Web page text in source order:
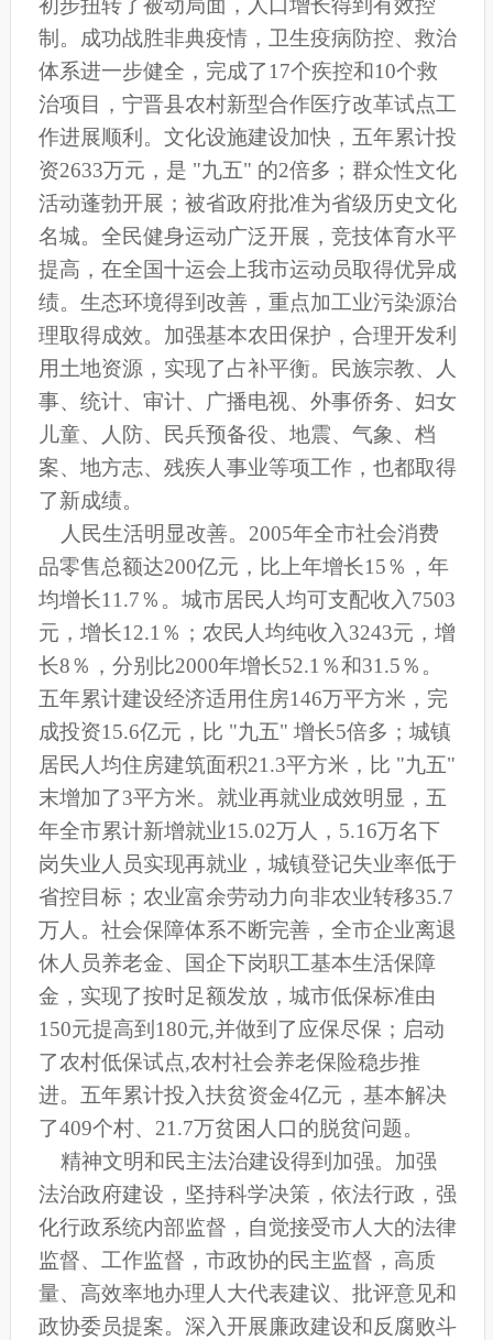
初步扭转了被动局面，人口增长得到有效控
制。成功战胜非典疫情，卫生疫病防控、救治
体系进一步健全，完成了17个疾控和10个救
治项目，宁晋县农村新型合作医疗改革试点工
作进展顺利。文化设施建设加快，五年累计投
资2633万元，是 "九五" 的2倍多；群众性文化
活动蓬勃开展；被省政府批准为省级历史文化
名城。全民健身运动广泛开展，竞技体育水平
提高，在全国十运会上我市运动员取得优异成
绩。生态环境得到改善，重点加工业污染源治
理取得成效。加强基本农田保护，合理开发利
用土地资源，实现了占补平衡。民族宗教、人
事、统计、审计、广播电视、外事侨务、妇女
儿童、人防、民兵预备役、地震、气象、档
案、地方志、残疾人事业等项工作，也都取得
了新成绩。
人民生活明显改善。2005年全市社会消费
品零售总额达200亿元，比上年增长15％，年
均增长11.7％。城市居民人均可支配收入7503
元，增长12.1％；农民人均纯收入3243元，增
长8％，分别比2000年增长52.1％和31.5％。
五年累计建设经济适用住房146万平方米，完
成投资15.6亿元，比 "九五" 增长5倍多；城镇
居民人均住房建筑面积21.3平方米，比 "九五"
末增加了3平方米。就业再就业成效明显，五
年全市累计新增就业15.02万人，5.16万名下
岗失业人员实现再就业，城镇登记失业率低于
省控目标；农业富余劳动力向非农业转移35.7
万人。社会保障体系不断完善，全市企业离退
休人员养老金、国企下岗职工基本生活保障
金，实现了按时足额发放，城市低保标准由
150元提高到180元,并做到了应保尽保；启动
了农村低保试点,农村社会养老保险稳步推
进。五年累计投入扶贫资金4亿元，基本解决
了409个村、21.7万贫困人口的脱贫问题。
精神文明和民主法治建设得到加强。加强
法治政府建设，坚持科学决策，依法行政，强
化行政系统内部监督，自觉接受市人大的法律
监督、工作监督，市政协的民主监督，高质
量、高效率地办理人大代表建议、批评意见和
政协委员提案。深入开展廉政建设和反腐败斗